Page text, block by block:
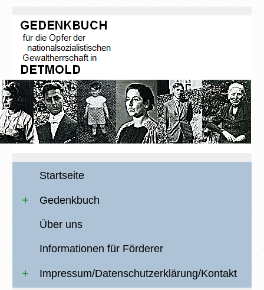
Startseite
Gedenkbuch
Über uns
Informationen für Förderer
Impressum/Datenschutzerklärung/Kontakt